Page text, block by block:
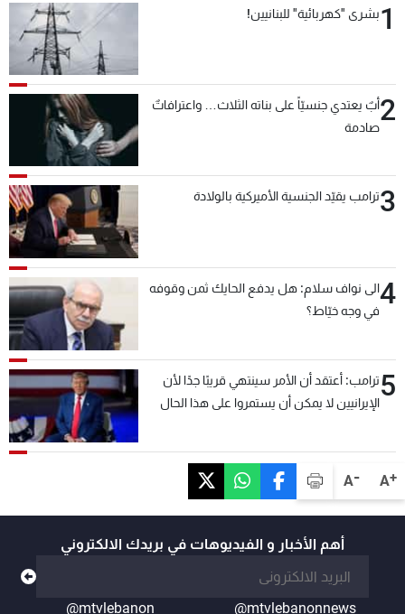
A+
A-
1بشرى "كهربائية" للبنانيين!
2أبٌ يعتدي جنسيّاً على بناته الثلاث… واعترافاتٌ
صادمة
3ترامب يقيّد الجنسية الأميركية بالولادة
4الى نواف سلام: هل يدفع الحايك ثمن وقوفه
في وجه خيّاط؟
5ترامب: أعتقد أن الأمر سينتهي قريبًا جدًا لأن
الإيرانيين لا يمكن أن يستمروا على هذا الحال
أهم الأخبار و الفيديوهات في بريدك الالكتروني
@mtvlebanonnews
@mtvlebanon